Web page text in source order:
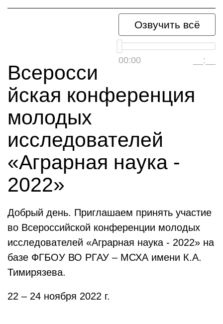
Озвучить всё
00:00 __:__
Всеросси
йская конференция
молодых
исследователей
«Аграрная наука -
2022»
Добрый день. Приглашаем принять участие
во Всероссийской конференции молодых
исследователей «Аграрная наука - 2022» на
базе ФГБОУ ВО РГАУ – МСХА имени К.А.
Тимирязева.
22 – 24 ноября 2022 г.